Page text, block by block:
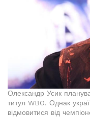
Олександр Усик
титул WBO. Однак
відмовитися від